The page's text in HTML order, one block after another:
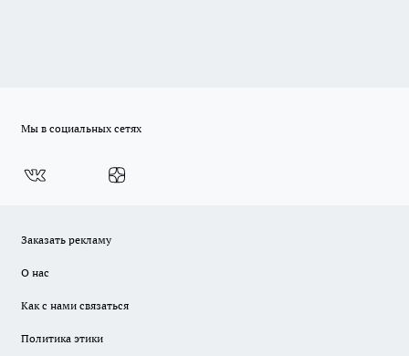
Мы в социальных сетях
Заказать рекламу
О нас
Как с нами связаться
Политика этики